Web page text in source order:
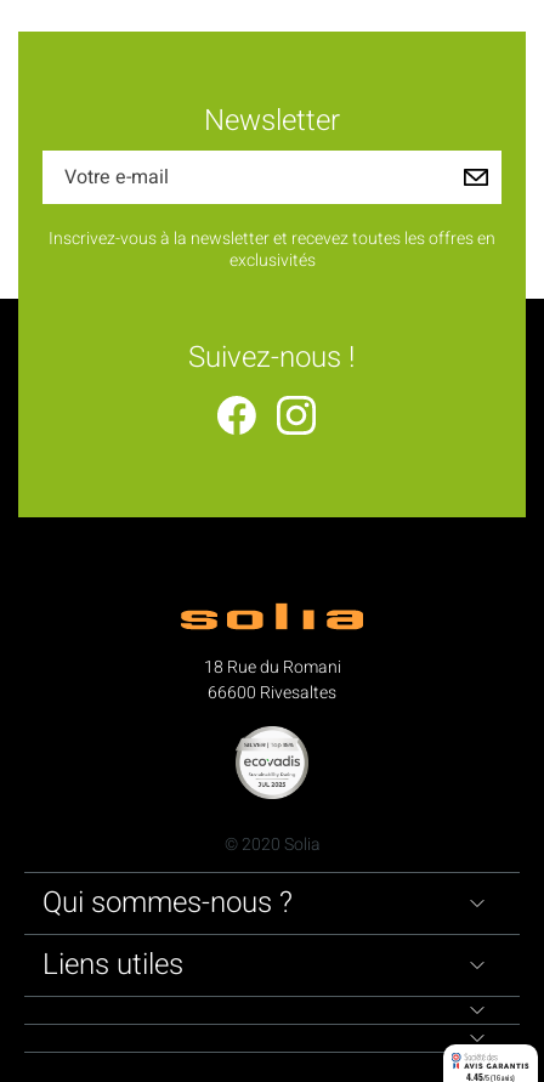
Newsletter
Inscrivez-vous à la newsletter et recevez toutes les offres en
exclusivités
Suivez-nous !
18 Rue du Romani
66600 Rivesaltes
© 2020 Solia
Qui sommes-nous ?
Liens utiles
4.45/5 (16 avis)